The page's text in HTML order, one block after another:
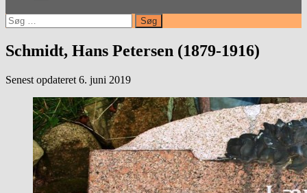
Søg
efter:
Schmidt, Hans Petersen (1879-1916)
Senest opdateret 6. juni 2019